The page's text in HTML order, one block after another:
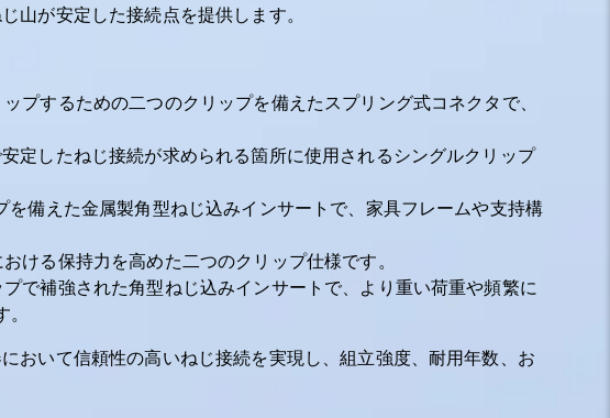
山が安定した接続点を提供します。
プするための二つのクリップを備えたスプリング式コネクタで、
定したねじ接続が求められる箇所に使用されるシングルクリップ
を備えた金属製角型ねじ込みインサートで、家具フレームや支持構
ける保持力を高めた二つのクリップ仕様です。
で補強された角型ねじ込みインサートで、より重い荷重や頻繁に
おいて信頼性の高いねじ接続を実現し、組立強度、耐用年数、お